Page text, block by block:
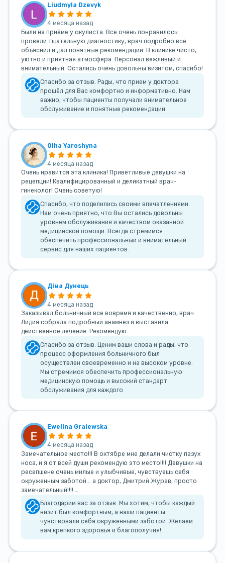
Liudmyla Dzevyk
4 месяца назад
Были на приёме у окулиста. Все очень понравилось:
провели тщательную диагностику, врач подробно всё
объяснил и дал понятные рекомендации. В клинике чисто,
уютно и приятная атмосфера. Персонал вежливый и
внимательный. Остались очень довольны визитом, спасибо!
Спасибо за отзыв. Рады, что прием у доктора
прошёл для Вас комфортно и информативно. Нам
важно, чтобы пациенты получали внимательное
обслуживание и понятные рекомендации.
Olha Yaroshyna
4 месяца назад
Очень нравится эта клиника! Приветливые девушки на
рецепции! Квалифицированный и деликатный врач-
гинеколог! Очень советую!
Спасибо, что поделились своими впечатлениями.
Нам очень приятно, что Вы остались довольны
уровнем обслуживания и качеством оказанной
медицинской помощи. Всегда стремимся
обеспечить профессиональный и внимательный
сервис для наших пациентов.
Діма Дунець
4 месяца назад
Заказывал больничный все вовремя и качественно, врач
Лидия собрала подробный анамнез и выставила
действенное лечение. Рекомендую
Спасибо за отзыв. Ценим ваши слова и рады, что
процесс оформления больничного был
осуществлен своевременно и на высоком уровне.
Мы стремимся обеспечить профессиональную
медицинскую помощь и высокий стандарт
обслуживания для каждого
Ewelina Gralewska
4 месяца назад
Замечательное место!!! В октябре мне делали чистку пазух
носа, и я от всей души рекомендую это место!!!! Девушки на
ресепшене очень милые и улыбчивые, чувствуешь себя
окруженным заботой... а доктор, Дмитрий Журав, просто
замечательный!!!! …
Благодарим вас за отзыв. Мы хотим, чтобы каждый
визит был комфортным, а наши пациенты
чувствовали себя окруженными заботой. Желаем
вам крепкого здоровья и благополучия!